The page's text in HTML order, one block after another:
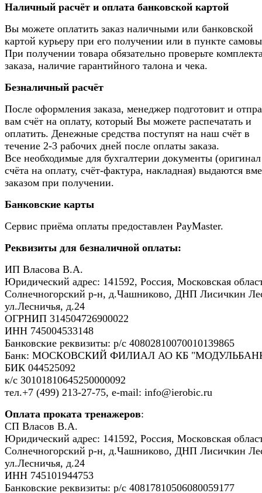
Наличный расчёт и оплата банковской картой
Вы можете оплатить заказ наличными или банковской
картой курьеру при его получении или в пункте
При получении товара обязательно проверьте
заказа, наличие гарантийного талона и чека.
Безналичный расчёт
После оформления заказа, менеджер подготовит и
вам счёт на оплату, который Вы можете распечатать и
оплатить. Денежные средства поступят на наш счёт в
течение 2-3 рабочих дней после оплаты заказа.
Все необходимые для бухгалтерии документы (оригинал
счёта на оплату, счёт-фактура, накладная) выдаются
заказом при получении.
Банковские карты
Сервис приёма оплаты предоставлен PayMaster.
Реквизиты для безналичной оплаты:
ИП Власова В.А.
Юридический адрес: 141592, Россия, Московская
Солнечногорский р-н, д.Чашниково, ДНП Лисичкин
ул.Лесничья, д.24
ОГРНИП 314504726900022
ИНН 745004533148
Банковские реквизиты: р/с 40802810070010139865
Банк: МОСКОВСКИЙ ФИЛИАЛ АО КБ
БИК 044525092
к/с 30101810645250000092
тел.+7 (499) 213-27-75, e-mail: info@ierobic.ru
Оплата проката тренажеров:
СП Власов В.А.
Юридический адрес: 141592, Россия, Московская
Солнечногорский р-н, д.Чашниково, ДНП Лисичкин
ул.Лесничья, д.24
ИНН 745101944753
Банковские реквизиты: р/с 40817810506080059177